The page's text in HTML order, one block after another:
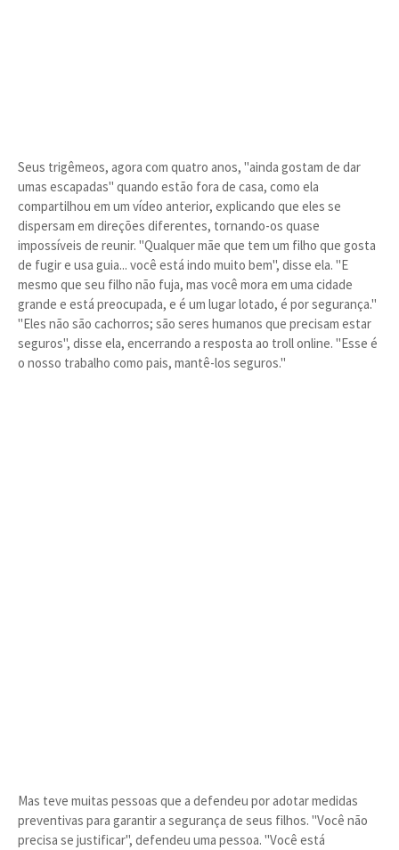
Seus trigêmeos, agora com quatro anos, "ainda gostam de dar
umas escapadas" quando estão fora de casa, como ela
compartilhou em um vídeo anterior, explicando que eles se
dispersam em direções diferentes, tornando-os quase
impossíveis de reunir. "Qualquer mãe que tem um filho que gosta
de fugir e usa guia... você está indo muito bem", disse ela. "E
mesmo que seu filho não fuja, mas você mora em uma cidade
grande e está preocupada, e é um lugar lotado, é por segurança."
"Eles não são cachorros; são seres humanos que precisam estar
seguros", disse ela, encerrando a resposta ao troll online. "Esse é
o nosso trabalho como pais, mantê-los seguros."
Mas teve muitas pessoas que a defendeu por adotar medidas
preventivas para garantir a segurança de seus filhos. "Você não
precisa se justificar", defendeu uma pessoa. "Você está